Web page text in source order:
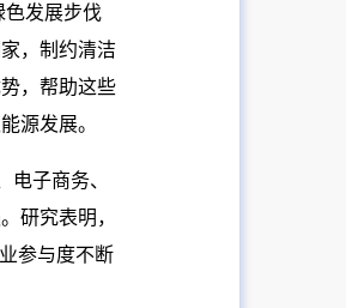
色发展步伐
，制约清洁
，帮助这些
源发展。
子商务、
研究表明，
参与度不断